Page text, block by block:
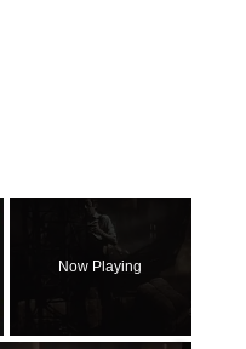
Now Playing